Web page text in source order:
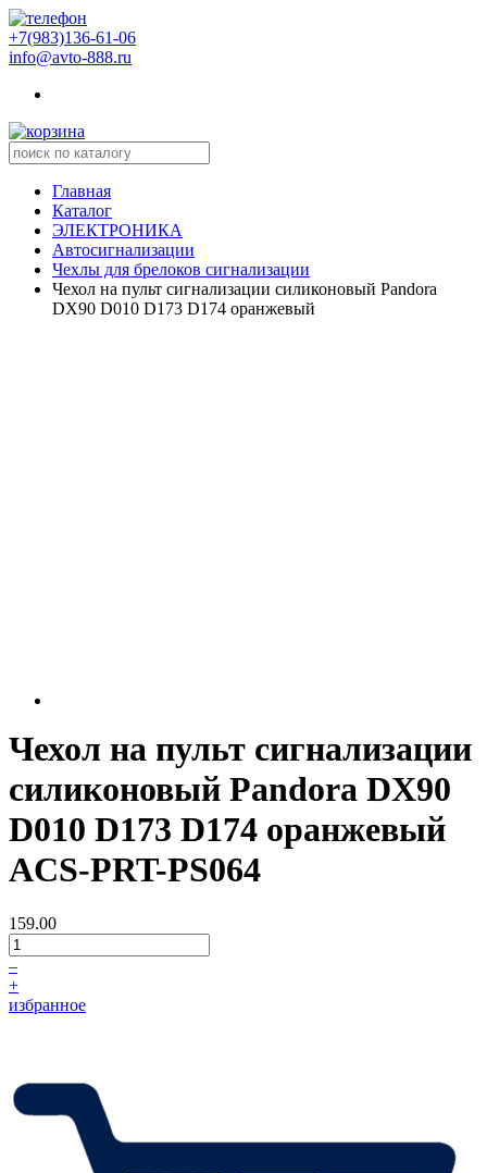
+7(983)136-61-06
info@avto-888.ru
Главная
Каталог
ЭЛЕКТРОНИКА
Автосигнализации
Чехлы для брелоков сигнализации
Чехол на пульт сигнализации силиконовый Pandora
DX90 D010 D173 D174 оранжевый
Чехол на пульт сигнализации
силиконовый Pandora DX90
D010 D173 D174 оранжевый
ACS-PRT-PS064
159.00
–
+
избранное